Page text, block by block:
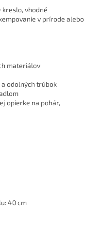
kreslo, vhodné
v prírode alebo
materiálov
a odolných trúbok
opierke na pohár,
40 cm